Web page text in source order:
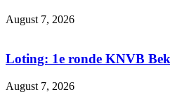
August 7, 2026
Loting: 1e ronde KNVB
August 7, 2026